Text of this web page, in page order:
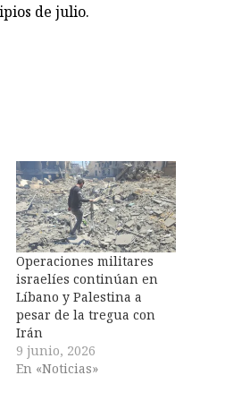
de julio.
Operaciones militares
israelíes continúan en
Líbano y Palestina a
pesar de la tregua con
Irán
9 junio, 2026
En «Noticias»